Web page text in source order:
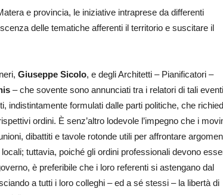
e provincia, le iniziative intraprese da differenti
delle tematiche afferenti il territorio e suscitare il
Giuseppe Sicolo, e degli Architetti – Pianificatori –
– che sovente sono annunciati tra i relatori di tali
indistintamente formulati dalle parti politiche, che
ordini. È senz’altro lodevole l’impegno che i
dibattiti e tavole rotonde utili per affrontare
tuttavia, poiché gli ordini professionali devono
è preferibile che i loro referenti si astengano dal
a tutti i loro colleghi – ed a sé stessi – la libertà di